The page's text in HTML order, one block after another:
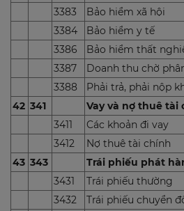
3383
Bảo hiểm xã hội
3384
Bảo hiểm y tế
3386
Bảo hiểm thất
3387
Doanh thu chờ
3388
Phải trả, phải nộp
42 341
Vay và nợ thuê tài
3411
Các khoản đi vay
3412
Nợ thuê tài chính
43 343
Trái phiếu phát
3431
Trái phiếu thường
3432
Trái phiếu chuyển